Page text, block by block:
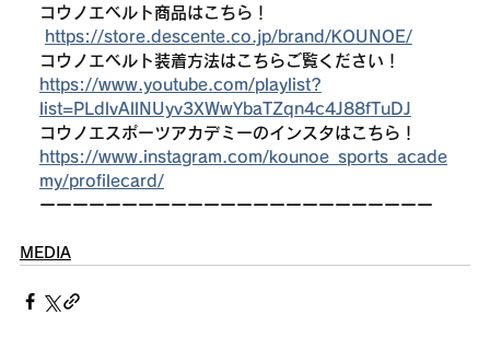
コウノエベルト商品はこちら！
https://store.descente.co.jp/brand/KOUNOE/
コウノエベルト装着方法はこちらご覧ください！
https://www.youtube.com/playlist?
list=PLdlvAllNUyv3XWwYbaTZqn4c4J88fTuDJ
コウノエスポーツアカデミーのインスタはこちら！
https://www.instagram.com/kounoe_sports_acade
my/profilecard/
ーーーーーーーーーーーーーーーーーーーーーーーー
MEDIA